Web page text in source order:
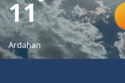
11
Ardahan